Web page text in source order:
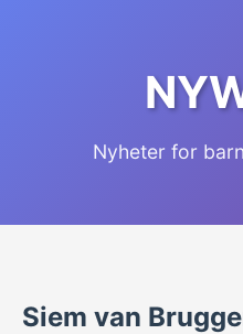
Nyheter for
Siem van